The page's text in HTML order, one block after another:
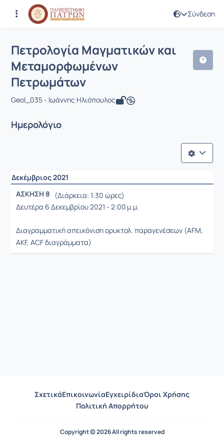
Σύνδεση
Μάθημα : Πετρολογία Μαγματικών
Κωδικός : GEO308
Πετρολογία Μαγματικών και
Μεταμορφωμένων
Πετρωμάτων
Geol_035 - Ιωάννης Ηλιόπουλος
Ημερολόγιο
Δεκέμβριος 2021
ΑΣΚΗΣΗ 8 (Διάρκεια: 1:30 ώρες)
Δευτέρα 6 Δεκεμβρίου 2021 - 2:00 μ.μ.
Διαγραμματική απεικόνιση ορυκτολ. παραγενέσεων (AFM,
AKF, ACF διαγράμματα)
ΣχετικάΕπικοινωνίαΕγχειρίδιαΌροι Χρήσης
Πολιτική Απορρήτου
Copyright © 2026 All rights reserved